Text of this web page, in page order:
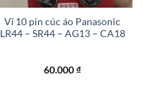
Vỉ 10 pin cúc áo Panasonic
LR44 – SR44 – AG13 – CA18
60.000₫